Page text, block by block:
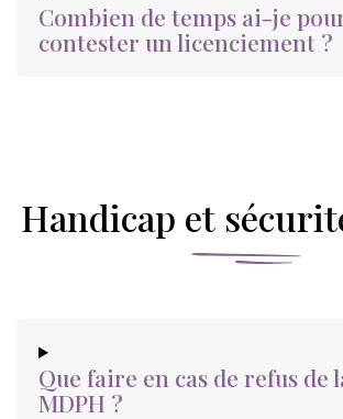
Combien de temps ai-je
contester un licenciement ?
Handicap et
Que faire en cas de refus de
MDPH ?